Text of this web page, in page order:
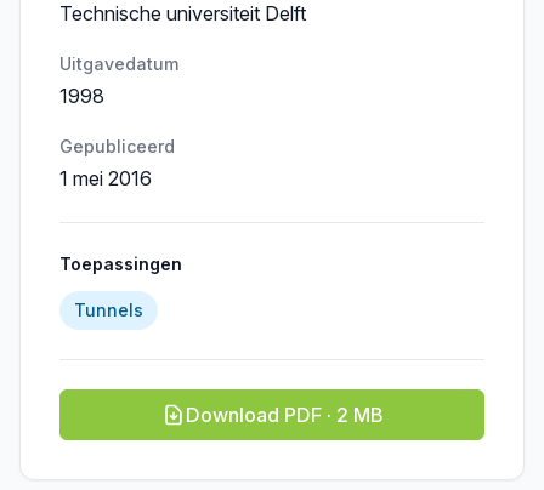
Technische universiteit Delft
Uitgavedatum
1998
Gepubliceerd
1 mei 2016
Toepassingen
Tunnels
Download PDF · 2 MB